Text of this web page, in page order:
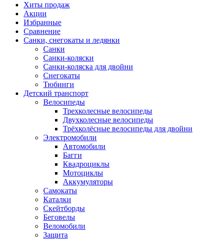
Хиты продаж
Акции
Избранные
Сравнение
Санки, снегокаты и ледянки
Санки
Санки-коляски
Санки-коляска для двойни
Снегокаты
Тюбинги
Детский транспорт
Велосипеды
Трехколесные велосипеды
Двухколесные велосипеды
Трёхколёсные велосипеды для двойни
Электромобили
Автомобили
Багги
Квадроциклы
Мотоциклы
Аккумуляторы
Самокаты
Каталки
Скейтборды
Беговелы
Веломобили
Защита